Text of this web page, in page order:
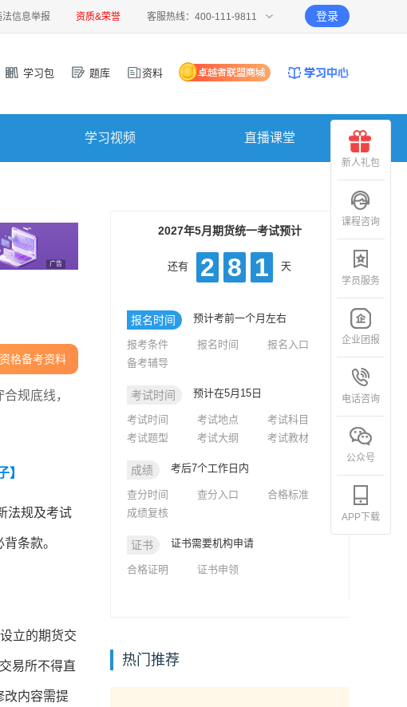
法信息举报 资质&荣誉 客服热线：400-111-9811 登录
学习包 题库 资料
学习视频 直播课堂
广告
格备考资料
规底线，
】
法规及考试
条款。
立的期货交
易所不得直
改内容需提
2027年5月期货统一考试预计
还有 2 8 1 天
报名时间 预计考前一个月左右
报考条件 报名时间
报名入口
备考辅导
考试时间 预计在5月15日
考试时间 考试地点
考试科目
考试题型
考试大纲 考试教材
成绩 考后7个工作日内
查分时间 查分入口
合格标准
成绩复核
证书 证书需要机构申请
合格证明 证书申领
热门推荐
新人礼包
课程咨询
学员服务
企业团报
电话咨询
公众号
APP下载